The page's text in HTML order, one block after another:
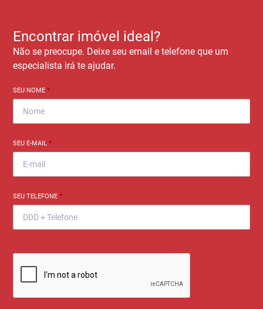
Encontrar imóvel ideal?
Não se preocupe. Deixe seu email e telefone que um
especialista irá te ajudar.
SEU NOME*
SEU E-MAIL*
SEU TELEFONE*